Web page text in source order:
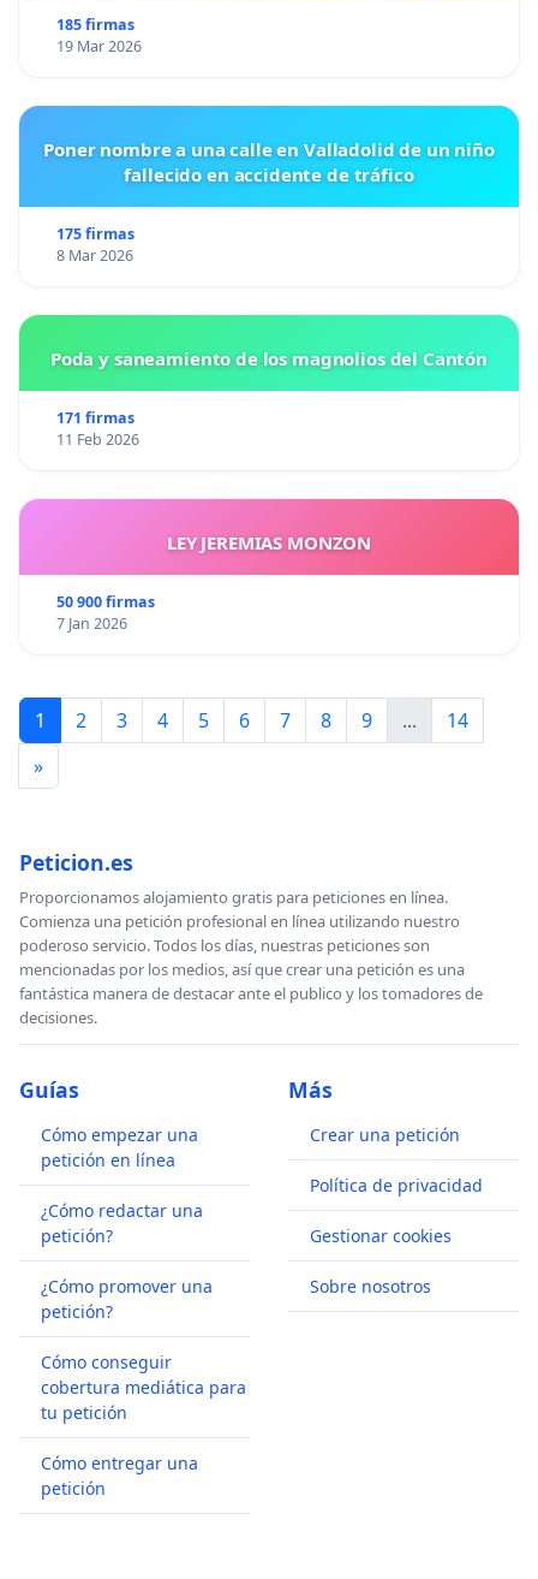
185 firmas
19 Mar 2026
Poner nombre a una calle en Valladolid de un niño
fallecido en accidente de tráfico
175 firmas
8 Mar 2026
Poda y saneamiento de los magnolios del Cantón
171 firmas
11 Feb 2026
LEY JEREMIAS MONZON
50 900 firmas
7 Jan 2026
1 2 3 4 5 6 7 8 9 ...
14
»
Peticion.es
Proporcionamos alojamiento gratis para peticiones en línea.
Comienza una petición profesional en línea utilizando nuestro
poderoso servicio. Todos los días, nuestras peticiones son
mencionadas por los medios, así que crear una petición es una
fantástica manera de destacar ante el publico y los tomadores de
decisiones.
Guías
Cómo empezar una
petición en línea
¿Cómo redactar una
petición?
¿Cómo promover una
petición?
Cómo conseguir
cobertura mediática para
tu petición
Cómo entregar una
petición
Más
Crear una petición
Política de privacidad
Gestionar cookies
Sobre nosotros